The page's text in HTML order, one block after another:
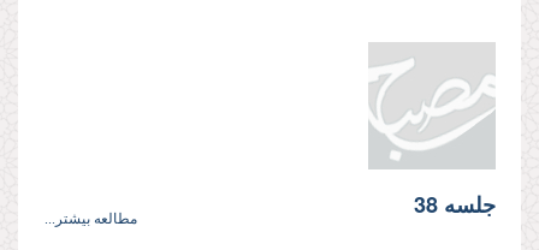
جلسه 38 مطالعه بیشتر...